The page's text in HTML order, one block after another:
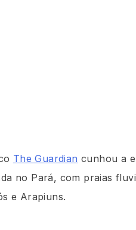
The Guardian cunhou a
no Pará, com praias
e Arapiuns.